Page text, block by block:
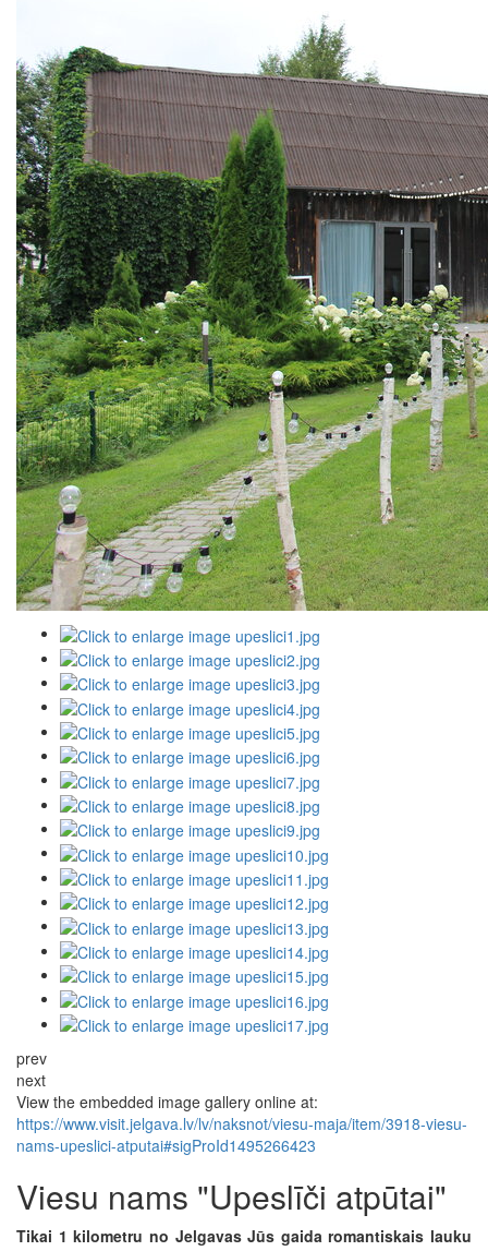
prev
next
View the embedded image gallery online at:
https://www.visit.jelgava.lv/lv/naksnot/viesu-maja/item/3918-viesu-
nams-upeslici-atputai#sigProId1495266423
Viesu nams "Upeslīči atpūtai"
Tikai 1 kilometru no Jelgavas Jūs gaida romantiskais lauku